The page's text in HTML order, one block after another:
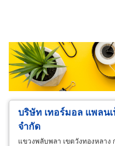
ขายส่ง ขายปลีก
ผู้ส่งออก/นำเข้า
ธุ
บริษัท เทอร์มอล แพลน
จำกัด
แขวงพลับพลา เขตวังทองหลาง